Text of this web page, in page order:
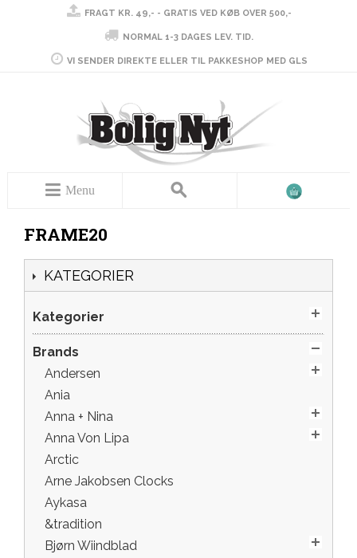
FRAGT KR. 49,- - GRATIS VED KØB OVER 500,-
NORMAL 1-3 DAGES LEV. TID.
VI SENDER DIREKTE ELLER TIL PAKKESHOP MED GLS
Menu
FRAME20
KATEGORIER
Kategorier
Brands
Andersen
Ania
Anna + Nina
Anna Von Lipa
Arctic
Arne Jakobsen Clocks
Aykasa
&tradition
Bjørn Wiindblad